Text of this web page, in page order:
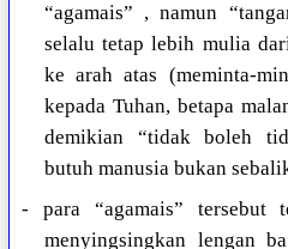
“agamais” , namun
selalu tetap lebih mulia
ke arah atas (meminta-
kepada Tuhan, betapa
demikian “tidak boleh
butuh manusia bukan
- para “agamais” tersebut
menyingsingkan lengan